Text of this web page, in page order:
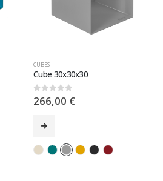
CUBES
Cube 30x30x30
0sur 5
266,00 €